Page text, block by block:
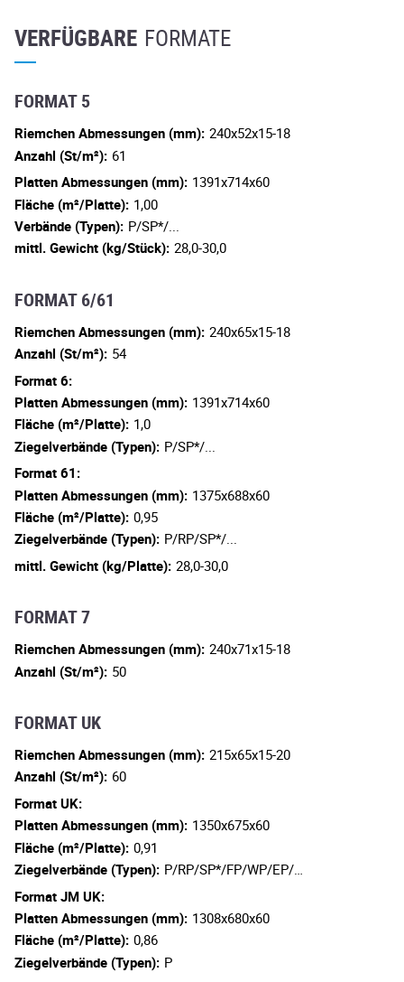
VERFÜGBARE FORMATE
FORMAT 5
Riemchen Abmessungen (mm): 240x52x15-18
Anzahl (St/m²): 61
Platten Abmessungen (mm): 1391x714x60
Fläche (m²/Platte): 1,00
Verbände (Typen): P/SP*/...
mittl. Gewicht (kg/Stück): 28,0-30,0
FORMAT 6/61
Riemchen Abmessungen (mm): 240x65x15-18
Anzahl (St/m²): 54
Format 6:
Platten Abmessungen (mm): 1391x714x60
Fläche (m²/Platte): 1,0
Ziegelverbände (Typen): P/SP*/...
Format 61:
Platten Abmessungen (mm): 1375x688x60
Fläche (m²/Platte): 0,95
Ziegelverbände (Typen): P/RP/SP*/...
mittl. Gewicht (kg/Platte): 28,0-30,0
FORMAT 7
Riemchen Abmessungen (mm): 240x71x15-18
Anzahl (St/m²): 50
FORMAT UK
Riemchen Abmessungen (mm): 215x65x15-20
Anzahl (St/m²): 60
Format UK:
Platten Abmessungen (mm): 1350x675x60
Fläche (m²/Platte): 0,91
Ziegelverbände (Typen): P/RP/SP*/FP/WP/EP/…
Format JM UK:
Platten Abmessungen (mm): 1308x680x60
Fläche (m²/Platte): 0,86
Ziegelverbände (Typen): P